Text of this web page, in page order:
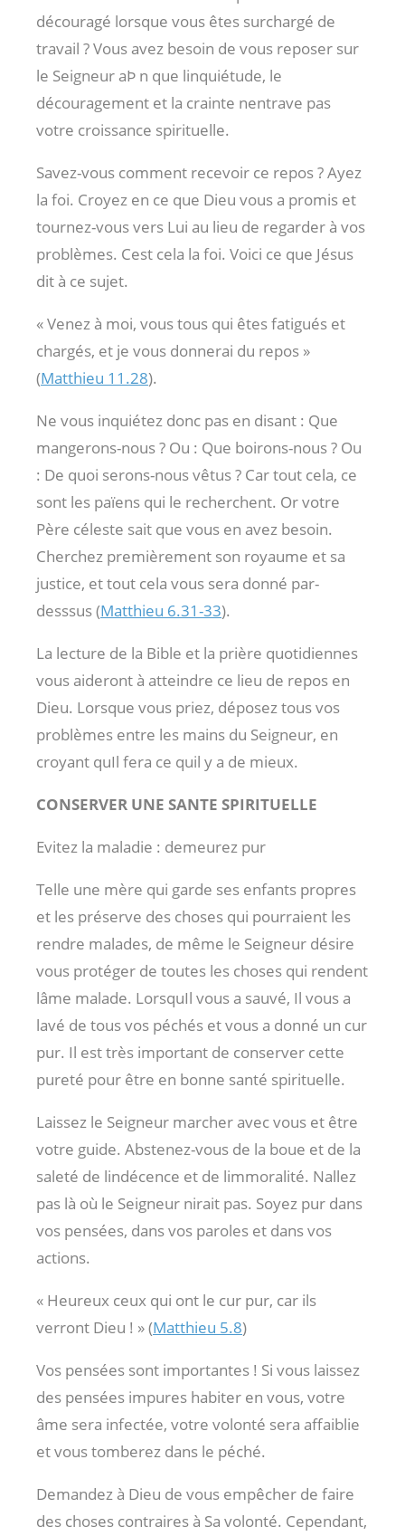
découragé lorsque vous êtes surchargé de
travail ? Vous avez besoin de vous reposer sur
le Seigneur aÞ n que linquiétude, le
découragement et la crainte nentrave pas
votre croissance spirituelle.
Savez-vous comment recevoir ce repos ? Ayez
la foi. Croyez en ce que Dieu vous a promis et
tournez-vous vers Lui au lieu de regarder à vos
problèmes. Cest cela la foi. Voici ce que Jésus
dit à ce sujet.
« Venez à moi, vous tous qui êtes fatigués et
chargés, et je vous donnerai du repos »
(Matthieu 11.28).
Ne vous inquiétez donc pas en disant : Que
mangerons-nous ? Ou : Que boirons-nous ? Ou
: De quoi serons-nous vêtus ? Car tout cela, ce
sont les païens qui le recherchent. Or votre
Père céleste sait que vous en avez besoin.
Cherchez premièrement son royaume et sa
justice, et tout cela vous sera donné par-
desssus (Matthieu 6.31-33).
La lecture de la Bible et la prière quotidiennes
vous aideront à atteindre ce lieu de repos en
Dieu. Lorsque vous priez, déposez tous vos
problèmes entre les mains du Seigneur, en
croyant quIl fera ce quil y a de mieux.
CONSERVER UNE SANTE SPIRITUELLE
Evitez la maladie : demeurez pur
Telle une mère qui garde ses enfants propres
et les préserve des choses qui pourraient les
rendre malades, de même le Seigneur désire
vous protéger de toutes les choses qui rendent
lâme malade. LorsquIl vous a sauvé, Il vous a
lavé de tous vos péchés et vous a donné un cur
pur. Il est très important de conserver cette
pureté pour être en bonne santé spirituelle.
Laissez le Seigneur marcher avec vous et être
votre guide. Abstenez-vous de la boue et de la
saleté de lindécence et de limmoralité. Nallez
pas là où le Seigneur nirait pas. Soyez pur dans
vos pensées, dans vos paroles et dans vos
actions.
« Heureux ceux qui ont le cur pur, car ils
verront Dieu ! » (Matthieu 5.8)
Vos pensées sont importantes ! Si vous laissez
des pensées impures habiter en vous, votre
âme sera infectée, votre volonté sera affaiblie
et vous tomberez dans le péché.
Demandez à Dieu de vous empêcher de faire
des choses contraires à Sa volonté. Cependant,